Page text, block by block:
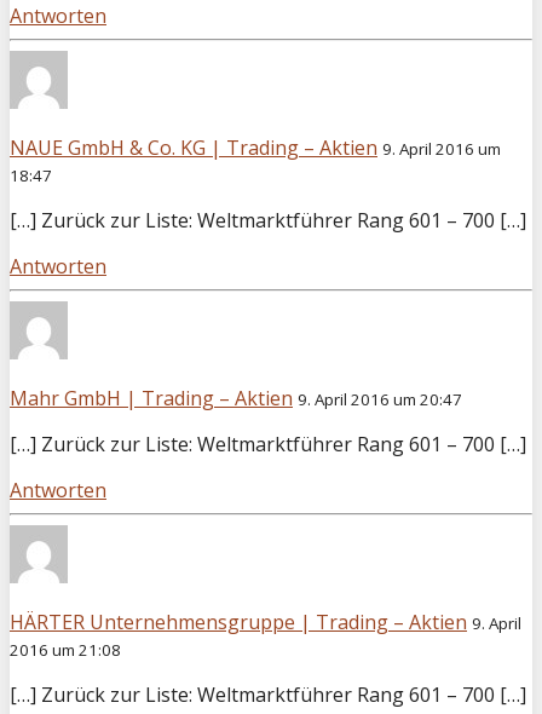
Antworten
NAUE GmbH & Co. KG | Trading – Aktien 9. April 2016 um
18:47
[…] Zurück zur Liste: Weltmarktführer Rang 601 – 700 […]
Antworten
Mahr GmbH | Trading – Aktien 9. April 2016 um 20:47
[…] Zurück zur Liste: Weltmarktführer Rang 601 – 700 […]
Antworten
HÄRTER Unternehmensgruppe | Trading – Aktien 9. April
2016 um 21:08
[…] Zurück zur Liste: Weltmarktführer Rang 601 – 700 […]